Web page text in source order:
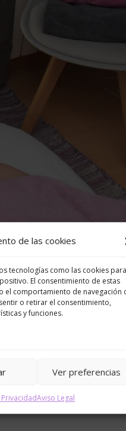
de las cookies
tecnologías como las cookies para
El consentimiento de estas
el comportamiento de navegación
o retirar el consentimiento,
y funciones.
Ver preferencias
Aviso Legal